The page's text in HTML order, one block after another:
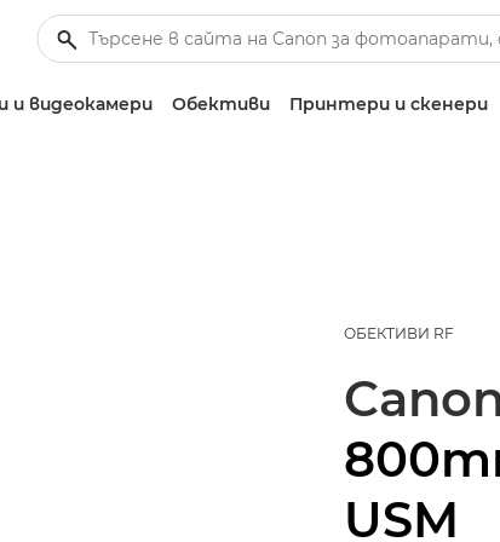
видеокамери Обективи Принтери и скенери
ОБЕКТИВИ RF
USM